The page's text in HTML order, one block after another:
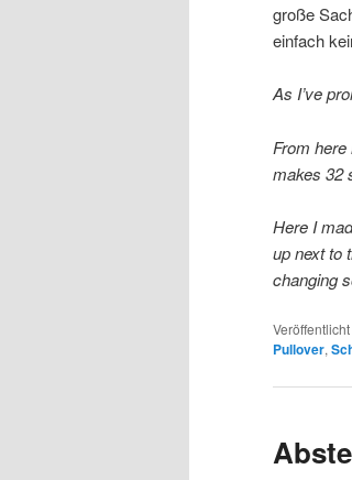
große
einfach
As I’ve
From
makes 32
Here I
up next to
changing
Pullover,